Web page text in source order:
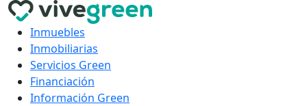
Inmuebles
Inmobiliarias
Servicios Green
Financiación
Información Green